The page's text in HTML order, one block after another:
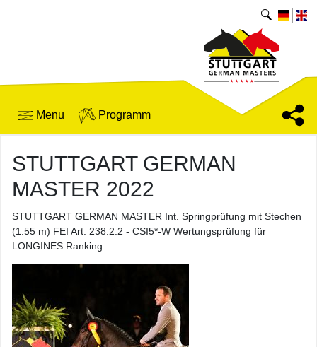
Menu Programm
STUTTGART GERMAN
MASTER 2022
STUTTGART GERMAN MASTER Int. Springprüfung mit Stechen
(1.55 m) FEI Art. 238.2.2 - CSI5*-W Wertungsprüfung für
LONGINES Ranking